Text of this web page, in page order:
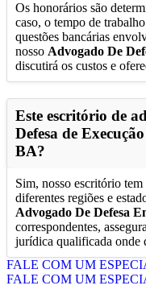
Os honorários são
caso, o tempo de
questões bancárias
nosso Advogado De
discutirá os custos e
Este escritório de
Defesa de
BA?
Sim, nosso escritório
diferentes regiões e
Advogado De Defesa
correspondentes,
jurídica qualificada onde
FALE COM UM
FALE COM UM